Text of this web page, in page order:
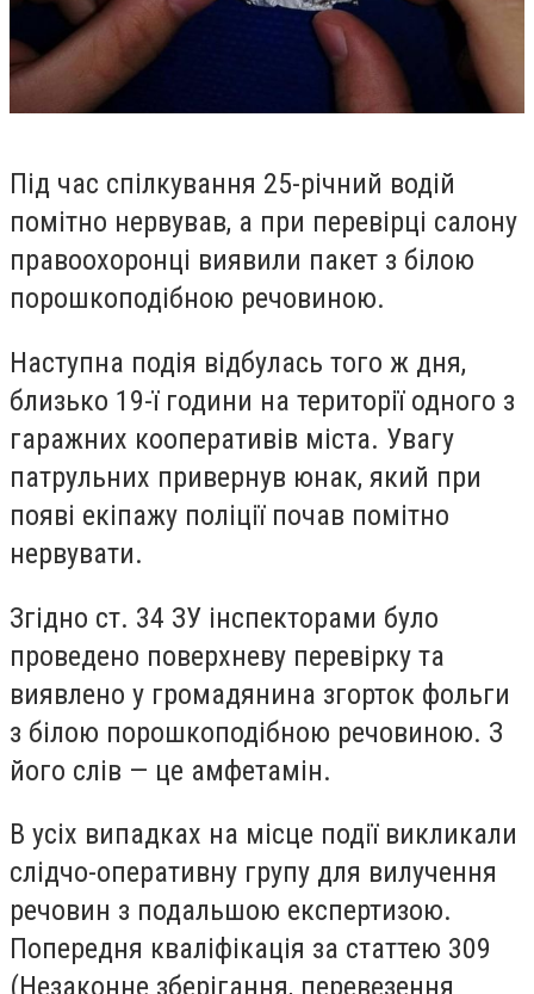
Під час спілкування 25-річний водій
помітно нервував, а при перевірці салону
правоохоронці виявили пакет з білою
порошкоподібною речовиною.
Наступна подія відбулась того ж дня,
близько 19-ї години на території одного з
гаражних кооперативів міста. Увагу
патрульних привернув юнак, який при
появі екіпажу поліції почав помітно
нервувати.
Згідно ст. 34 ЗУ інспекторами було
проведено поверхневу перевірку та
виявлено у громадянина згорток фольги
з білою порошкоподібною речовиною. З
його слів — це амфетамін.
В усіх випадках на місце події викликали
слідчо-оперативну групу для вилучення
речовин з подальшою експертизою.
Попередня кваліфікація за статтею 309
(Незаконне зберігання, перевезення